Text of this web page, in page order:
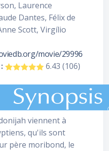
Laurence
Dantes, Félix de
Scott, Virgílio
movie/29996
6.43 (106)
viennent à
qu'ils sont
père moribond, le